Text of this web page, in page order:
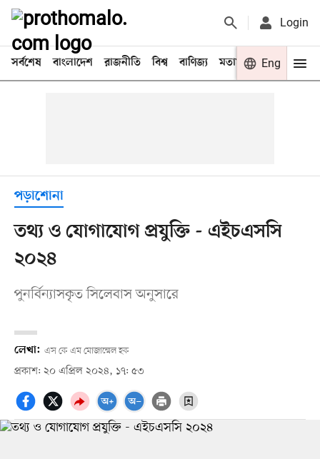
Login
সর্বশেষ বাংলাদেশ রাজনীতি বিশ্ব বাণিজ্য মতামত খেলা
Eng
পড়াশোনা
তথ্য ও যোগাযোগ প্রযুক্তি - এইচএসসি
২০২৪
পুনর্বিন্যাসকৃত সিলেবাস অনুসারে
লেখা: এস কে এম মোজাম্মেল হক
প্রকাশ: ২০ এপ্রিল ২০২৪, ১৭: ৫৩